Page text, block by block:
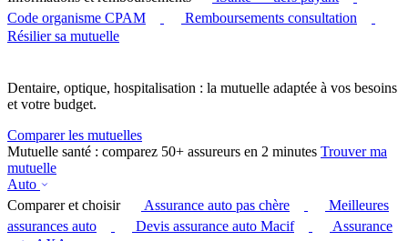
Code organisme CPAM
Remboursements consultation
Résilier sa mutuelle
Dentaire, optique, hospitalisation : la mutuelle adaptée à vos besoins
et votre budget.
Comparer les mutuelles
Mutuelle santé : comparez 50+ assureurs en 2 minutes Trouver ma
mutuelle
Auto
Comparer et choisir
Assurance auto pas chère
Meilleures
assurances auto
Devis assurance auto Macif
Assurance